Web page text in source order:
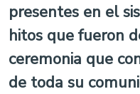
presentes en el
hitos que fueron
ceremonia que
de toda su